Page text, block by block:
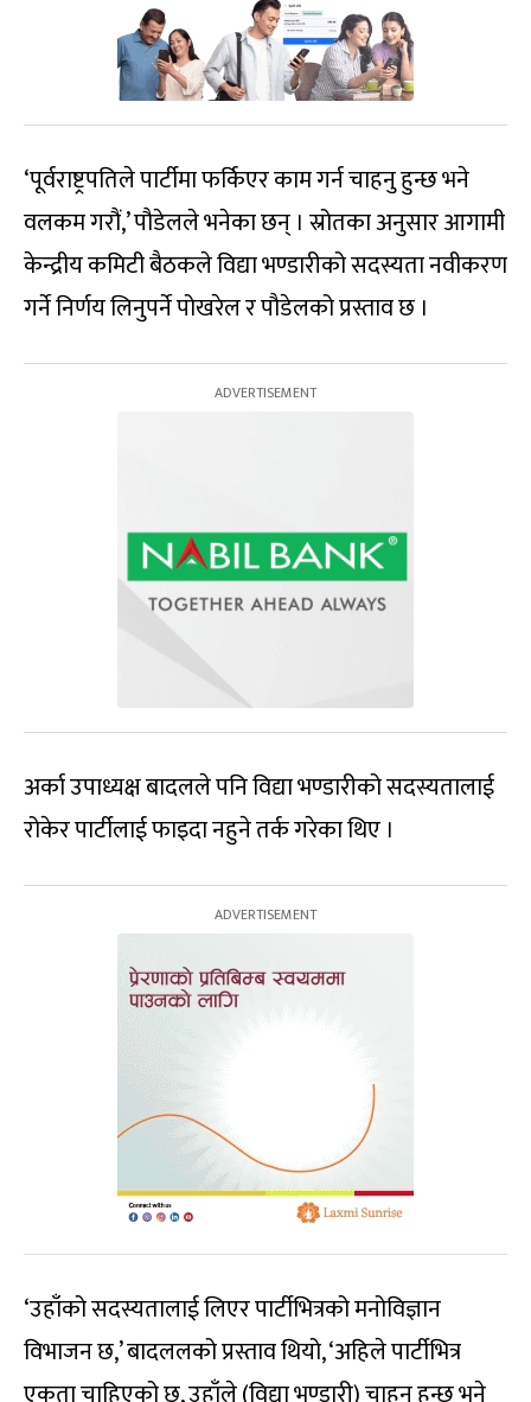
‘पूर्वराष्ट्रपतिले पार्टीमा फर्किएर काम गर्न चाहनु हुन्छ भने
वलकम गरौं,’ पौडेलले भनेका छन् । स्रोतका अनुसार आगामी
केन्द्रीय कमिटी बैठकले विद्या भण्डारीको सदस्यता नवीकरण
गर्ने निर्णय लिनुपर्ने पोखरेल र पौडेलको प्रस्ताव छ ।
अर्का उपाध्यक्ष बादलले पनि विद्या भण्डारीको सदस्यतालाई
रोकेर पार्टीलाई फाइदा नहुने तर्क गरेका थिए ।
‘उहाँको सदस्यतालाई लिएर पार्टीभित्रको मनोविज्ञान
विभाजन छ,’ बादललको प्रस्ताव थियो, ‘अहिले पार्टीभित्र